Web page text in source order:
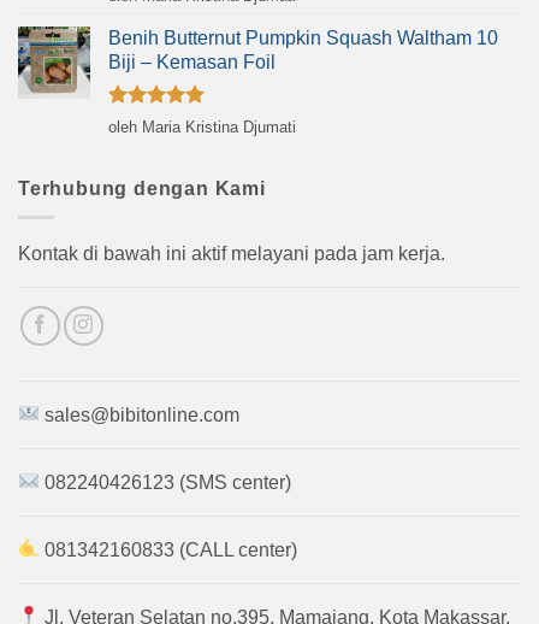
Benih Butternut Pumpkin Squash Waltham 10
Biji – Kemasan Foil
Dinilai5
oleh Maria Kristina Djumati
Terhubung dengan Kami
Kontak di bawah ini aktif melayani pada jam kerja.
sales@bibitonline.com
082240426123 (SMS center)
081342160833 (CALL center)
Jl. Veteran Selatan no.395, Mamajang, Kota Makassar,